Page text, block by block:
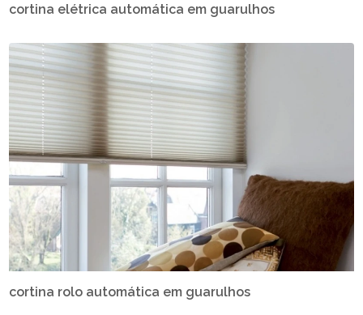
cortina elétrica automática em guarulhos
cortina rolo automática em guarulhos